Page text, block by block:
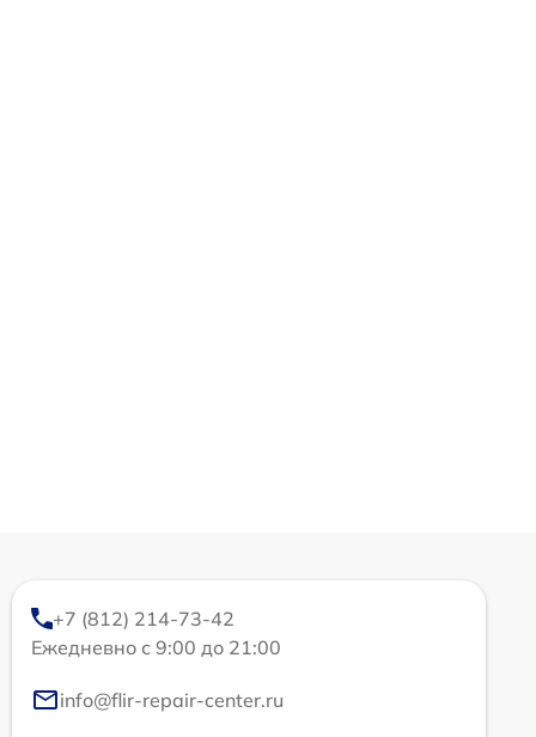
+7 (812) 214-73-42
Ежедневно с 9:00 до 21:00
info@flir-repair-center.ru